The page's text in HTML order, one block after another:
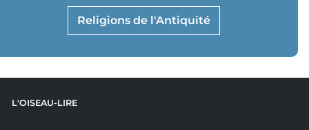
Religions de l'Antiquité
L'OISEAU-LIRE